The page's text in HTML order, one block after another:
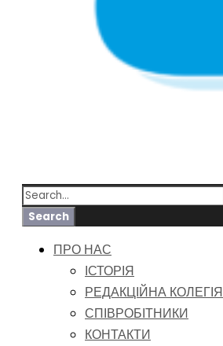
ПРО НАС
ІСТОРІЯ
РЕДАКЦІЙНА КОЛЕГІЯ
СПІВРОБІТНИКИ
КОНТАКТИ